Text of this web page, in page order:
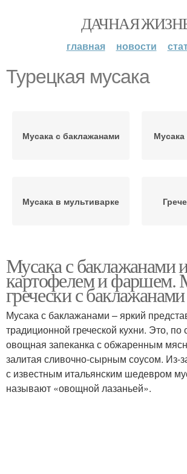
ДАЧНАЯ
главная новости
Турецкая мусака
Мусака с баклажанами
Мусака в мультиварке
Мусака с
картофельным пюре
Мусака из картофеля
Мусака с баклажанами
картофелем и фаршем.
гречески с баклажанами
Мусака с баклажанами – яркий
традиционной греческой кухни. Это, по
овощная запеканка с обжаренным
залитая сливочно-сырным соусом. Из-
с известным итальянским шедевром
называют «овощной лазаньей».